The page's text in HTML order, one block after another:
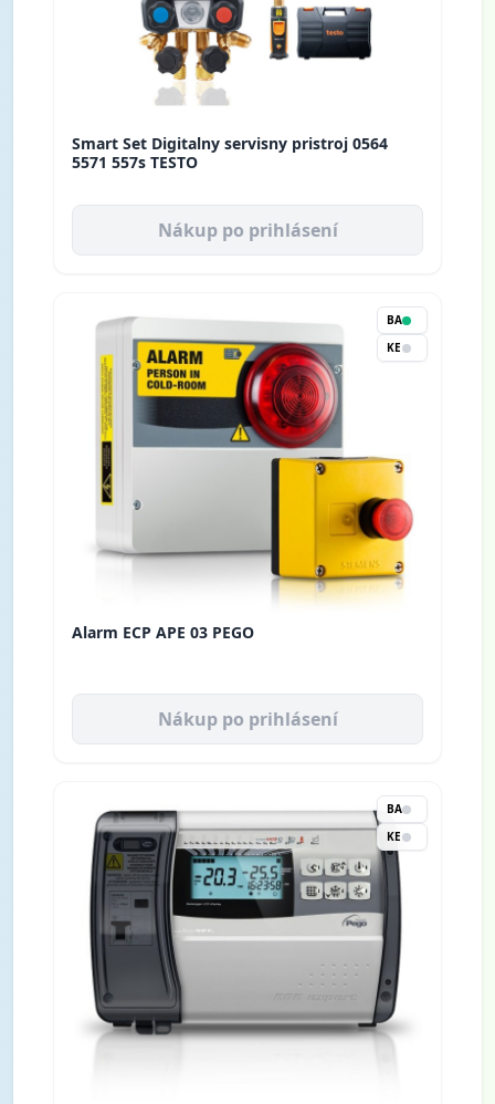
Smart Set Digitalny servisny pristroj 0564
5571 557s TESTO
Nákup po prihlásení
BA
KE
Alarm ECP APE 03 PEGO
Nákup po prihlásení
BA
KE